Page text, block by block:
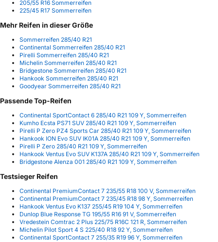
205/55 R16 Sommerreifen
225/45 R17 Sommerreifen
Mehr Reifen in dieser Größe
Sommerreifen 285/40 R21
Continental Sommerreifen 285/40 R21
Pirelli Sommerreifen 285/40 R21
Michelin Sommerreifen 285/40 R21
Bridgestone Sommerreifen 285/40 R21
Hankook Sommerreifen 285/40 R21
Goodyear Sommerreifen 285/40 R21
Passende Top-Reifen
Continental SportContact 6 285/40 R21 109 Y, Sommerreifen
Kumho Ecsta PS71 SUV 285/40 R21 109 Y, Sommerreifen
Pirelli P Zero PZ4 Sports Car 285/40 R21 109 Y, Sommerreifen
Hankook ION Evo SUV IK01A 285/40 R21 109 Y, Sommerreifen
Pirelli P Zero 285/40 R21 109 Y, Sommerreifen
Hankook Ventus Evo SUV K137A 285/40 R21 109 Y, Sommerreifen
Bridgestone Alenza 001 285/40 R21 109 Y, Sommerreifen
Testsieger Reifen
Continental PremiumContact 7 235/55 R18 100 V, Sommerreifen
Continental PremiumContact 7 235/45 R18 98 Y, Sommerreifen
Hankook Ventus Evo K137 255/45 R19 104 Y, Sommerreifen
Dunlop Blue Response TG 195/55 R16 91 V, Sommerreifen
Vredestein Comtrac 2 Plus 225/75 R16C 121 R, Sommerreifen
Michelin Pilot Sport 4 S 225/40 R18 92 Y, Sommerreifen
Continental SportContact 7 255/35 R19 96 Y, Sommerreifen